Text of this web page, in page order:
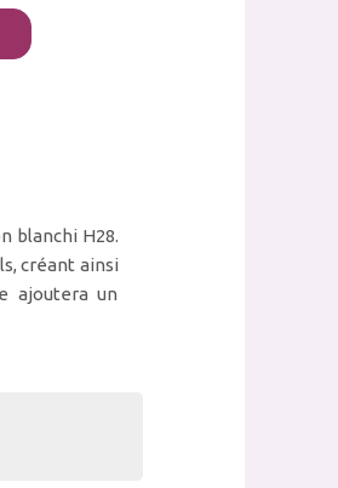
blanchi H28.
créant ainsi
ajoutera un